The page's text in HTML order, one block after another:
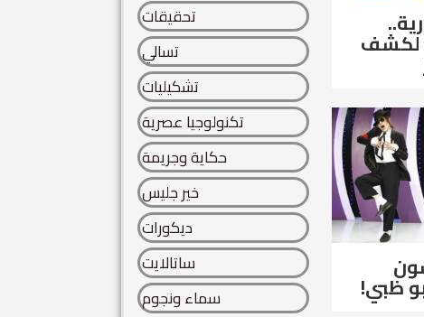
تحقيقات
تسالي
تشكيليات
تكنولوجيا عصرية
حكاية وجريمة
خير جليس
ديكورات
ساتالايت
سماء ونجوم
لكشف
ظبي!